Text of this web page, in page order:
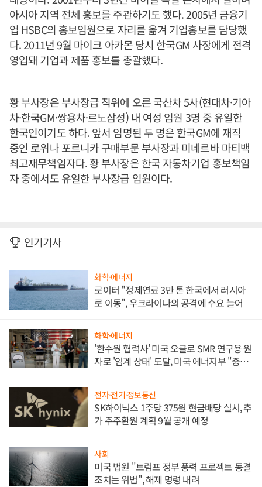
아시아 지역 전체 홍보를 주관하기도 했다. 2005년 금융기
업 HSBC의 홍보임원으로 자리를 옮겨 기업홍보를 담당했
다. 2011년 9월 마이크 아카몬 당시 한국GM 사장에게 전격
영입돼 기업과 제품 홍보를 총괄했다.
황 부사장은 부사장급 직위에 오른 국산차 5사(현대차·기아
차·한국GM·쌍용차·르노삼성) 내 여성 임원 3명 중 유일한
한국인이기도 하다. 앞서 임명된 두 명은 한국GM에 재직
중인 로위나 포르니카 구매부문 부사장과 미네르바 마티백
최고재무책임자다. 황 부사장은 한국 자동차기업 홍보책임
자 중에서도 유일한 부사장급 임원이다.
인기기사
화학·에너지
로이터 "정제연료 3만 톤 한국에서 러시아
로 이동", 우크라이나의 공격에 수요 늘어
화학·에너지
'한수원 협력사' 미국 오클로 SMR 연구용 원
자로 '임계 상태' 도달, 미국 에너지부 "중요
전자·전기·정보통신
SK하이닉스 1주당 375원 현금배당 실시, 추
가 주주환원 계획 9월 공개 예정
사회
미국 법원 "트럼프 정부 풍력 프로젝트 동결
조치는 위법", 해제 명령 내려